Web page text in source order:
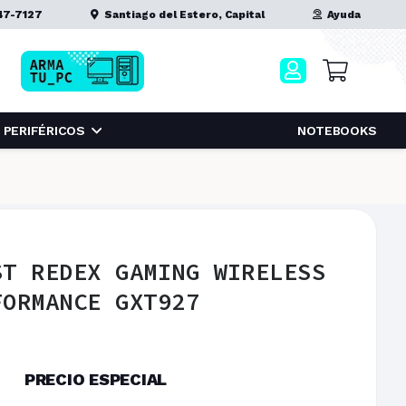
7127 Santiago del Estero, Capital Ayuda
PERIFÉRICOS NOTEBOOKS
REDEX GAMING WIRELESS
GXT927
PRECIO ESPECIAL